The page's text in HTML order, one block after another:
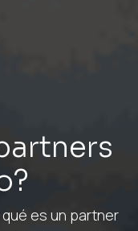
es un partner